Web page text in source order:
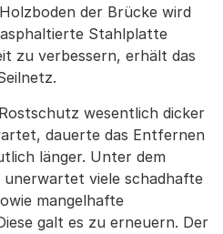
der Brücke wird
Stahlplatte
zu verbessern, erhält das
wesentlich dicker
dauerte das Entfernen
länger. Unter dem
viele schadhafte
mangelhafte
galt es zu erneuern. Der